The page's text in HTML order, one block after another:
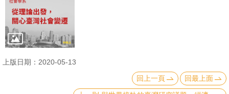
上版日期：2020-05-13
回上一頁
回最上面